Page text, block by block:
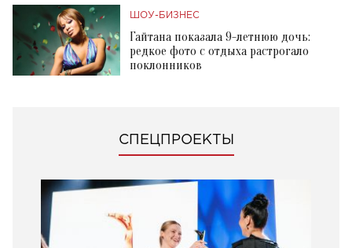
ШОУ-БИЗНЕС
Гайтана показала 9-летнюю дочь:
редкое фото с отдыха растрогало
поклонников
СПЕЦПРОЕКТЫ